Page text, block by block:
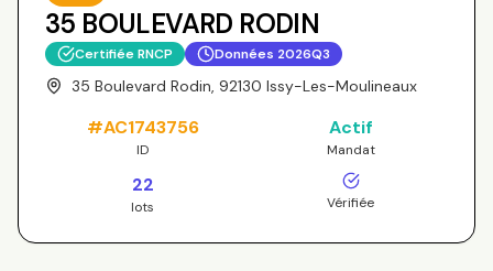
35 BOULEVARD RODIN
Certifiée RNCP Données 2026Q3
35 Boulevard Rodin, 92130 Issy-Les-Moulineaux
#AC1743756
ID
Actif
Mandat
22
lots Vérifiée